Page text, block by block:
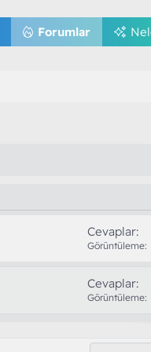
Forumlar
Cevaplar
Görüntüleme
Cevaplar
Görüntüleme